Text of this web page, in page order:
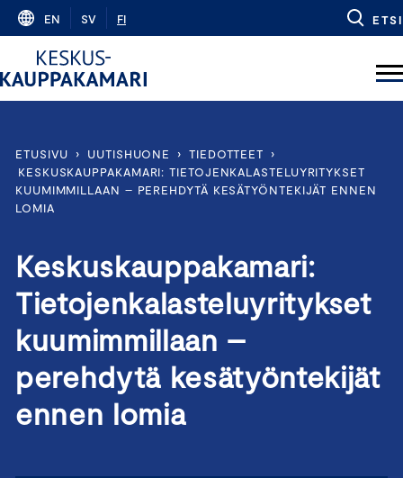
Skip
content
EN SV FI ETSI
ETUSIVU › UUTISHUONE › TIEDOTTEET
›
KESKUSKAUPPAKAMARI: TIETOJENKALASTELUYRITYKSET
KUUMIMMILLAAN – PEREHDYTÄ KESÄTYÖNTEKIJÄT ENNEN
LOMIA
Keskuskauppakamari:
Tietojenkalasteluyritykset
kuumimmillaan –
perehdytä kesätyöntekijät
ennen lomia